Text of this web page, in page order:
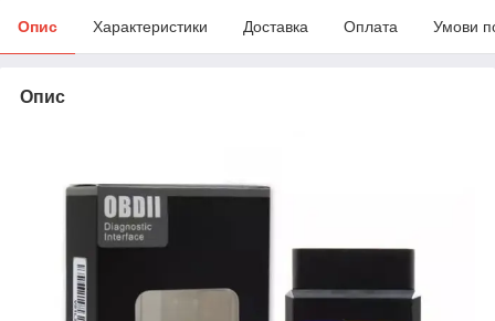
Опис Характеристики Доставка Оплата Умови
Опис